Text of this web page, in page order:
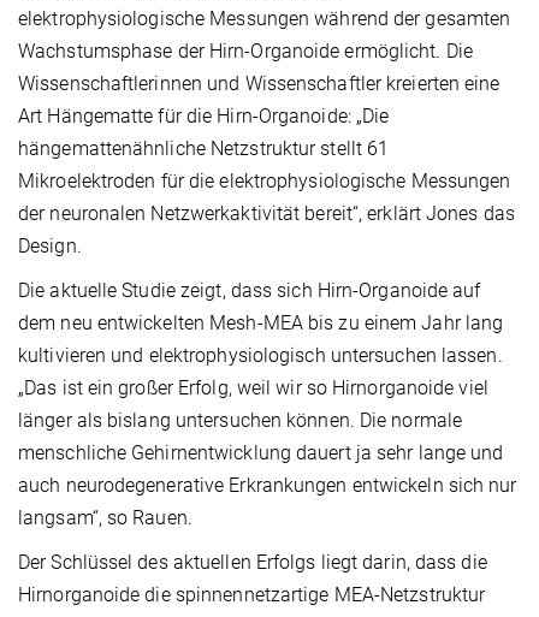
elektrophysiologische Messungen während der gesamten
Wachstumsphase der Hirn-Organoide ermöglicht. Die
Wissenschaftlerinnen und Wissenschaftler kreierten eine
Art Hängematte für die Hirn-Organoide: „Die
hängemattenähnliche Netzstruktur stellt 61
Mikroelektroden für die elektrophysiologische Messungen
der neuronalen Netzwerkaktivität bereit“, erklärt Jones das
Design.
Die aktuelle Studie zeigt, dass sich Hirn-Organoide auf
dem neu entwickelten Mesh-MEA bis zu einem Jahr lang
kultivieren und elektrophysiologisch untersuchen lassen.
„Das ist ein großer Erfolg, weil wir so Hirnorganoide viel
länger als bislang untersuchen können. Die normale
menschliche Gehirnentwicklung dauert ja sehr lange und
auch neurodegenerative Erkrankungen entwickeln sich nur
langsam“, so Rauen.
Der Schlüssel des aktuellen Erfolgs liegt darin, dass die
Hirnorganoide die spinnennetzartige MEA-Netzstruktur